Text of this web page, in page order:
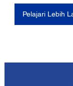
Pelajari Lebih